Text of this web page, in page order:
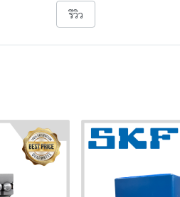
รีวิว